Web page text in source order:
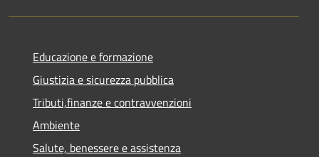
Educazione e formazione
Giustizia e sicurezza pubblica
Tributi,finanze e contravvenzioni
Ambiente
Salute, benessere e assistenza